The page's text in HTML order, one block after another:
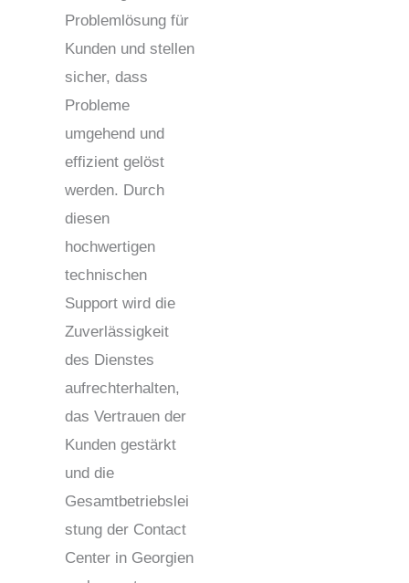
Problemlösung für
Kunden und stellen
sicher, dass
Probleme
umgehend und
effizient gelöst
werden. Durch
diesen
hochwertigen
technischen
Support wird die
Zuverlässigkeit
des Dienstes
aufrechterhalten,
das Vertrauen der
Kunden gestärkt
und die
Gesamtbetriebslei
stung der Contact
Center in Georgien